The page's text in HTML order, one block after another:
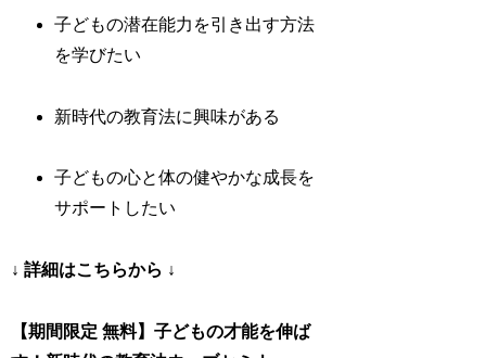
子どもの潜在能力を引き出す方法
を学びたい
新時代の教育法に興味がある
子どもの心と体の健やかな成長を
サポートしたい
↓ 詳細はこちらから ↓
【期間限定 無料】子どもの才能を伸ば